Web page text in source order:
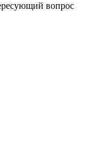
вопрос